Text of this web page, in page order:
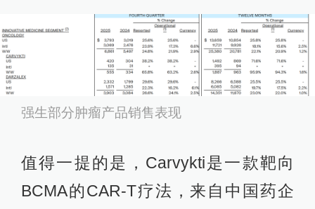
强生部分肿瘤产品销售表现
值得一提的是，Carvykti是一款靶向
BCMA的CAR-T疗法，来自中国药企